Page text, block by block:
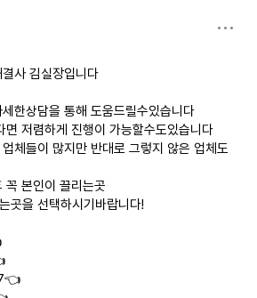
사 김실장입니다
한상담을 통해 도움드릴수있습니다
면 저렴하게 진행이 가능할수도있습니다
체들이 많지만 반대로 그렇지 않은 업체도
꼭 본인이 끌리는곳
곳을 선택하시기바랍니다!